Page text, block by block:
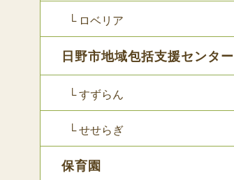
└ ロベリア
日野市地域包括支援センター
└ すずらん
└ せせらぎ
保育園